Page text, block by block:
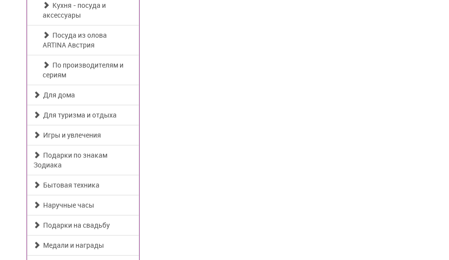
Кухня - посуда и
аксессуары
Посуда из олова
ARTINA Австрия
По производителям и
сериям
Для дома
Для туризма и отдыха
Игры и увлечения
Подарки по знакам
Зодиака
Бытовая техника
Наручные часы
Подарки на свадьбу
Медали и награды